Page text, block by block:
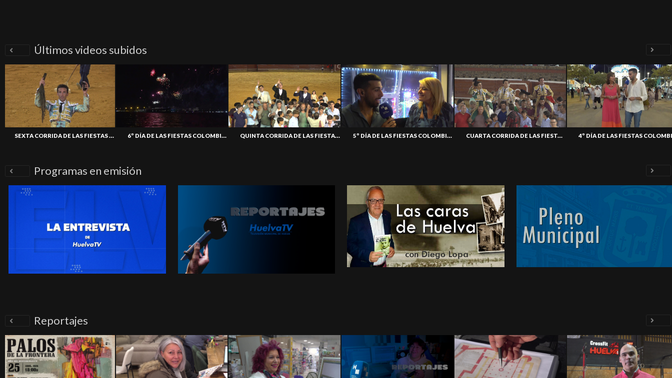
Últimos videos subidos
SEXTA CORRIDA DE LAS FIESTAS COLOMBINAS 2026 6º DÍA DE LAS FIESTAS COLOMBINAS 2026 QUINTA CORRIDA DE LAS FIESTAS COLOMBINAS 2026 5º DÍA DE LAS FIESTAS COLOMBINAS 2026 CUARTA CORRIDA DE LAS FIESTAS COLOMBINAS 2026
Programas en emisión
Reportajes